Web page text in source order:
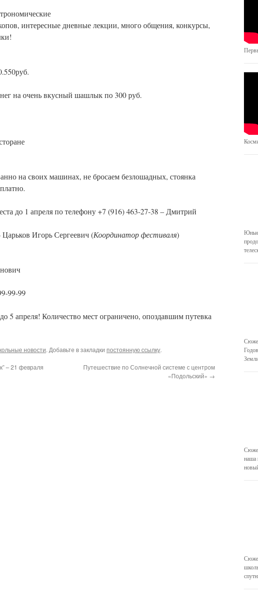
интересные дневные лекции, много общения, конкурсы,
на очень вкусный шашлык по 300 руб.
на своих машинах, не бросаем безлошадных, стоянка
до 1 апреля по телефону +7 (916) 463-27-38 – Дмитрий
Игорь Сергеевич (Координатор фестиваля)
99-99
5 апреля! Количество мест ограничено, опоздавшим путевка
новости. Добавьте в закладки постоянную ссылку.
– 21 февраля
Путешествие по Солнечной системе с центром
«Подольский» →
Юные
наша